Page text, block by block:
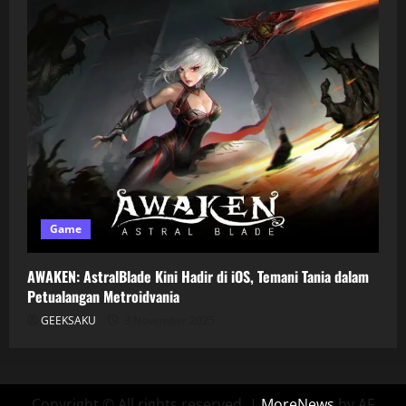
Game
AWAKEN: AstralBlade Kini Hadir di iOS, Temani Tania dalam
Petualangan Metroidvania
GEEKSAKU